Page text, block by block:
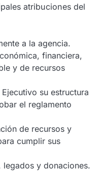
atribuciones del
a la agencia.
financiera,
y de recursos
su estructura
el reglamento
de recursos y
cumplir sus
legados y donaciones.